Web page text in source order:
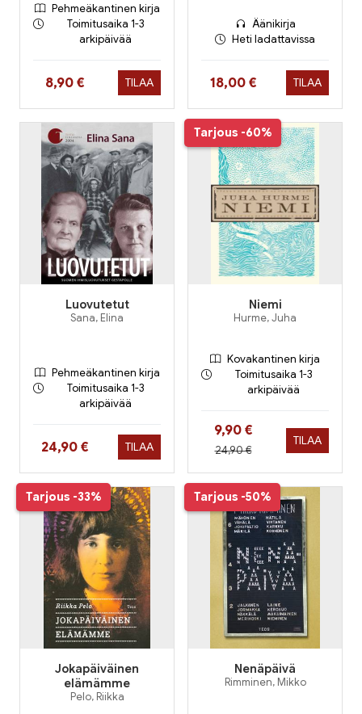
Pehmeäkantinen kirja
Toimitusaika 1-3
arkipäivää
Hinta nyt
8,90 € TILAA
Äänikirja
Heti ladattavissa
Hinta nyt
18,00 € TILAA
Luovutetut
Sana, Elina
Pehmeäkantinen kirja
Toimitusaika 1-3
arkipäivää
Hinta nyt
24,90 € TILAA
Tarjous -60%
Niemi
Hurme, Juha
Kovakantinen kirja
Toimitusaika 1-3
arkipäivää
Hinta nyt
9,90 €
Hinta aiemmin
24,90 €
TILAA
Tarjous -33%
Jokapäiväinen
elämämme
Pelo, Riikka
Tarjous -50%
Nenäpäivä
Rimminen, Mikko